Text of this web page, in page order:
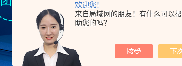
欢迎您！
来自局域网的朋友！有什么可以帮
助您的吗？